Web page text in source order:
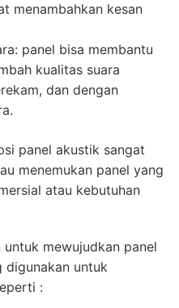
menambahkan kesan
panel bisa membantu
kualitas suara
dan dengan
panel akustik sangat
menemukan panel yang
atau kebutuhan
mewujudkan panel
digunakan untuk
: